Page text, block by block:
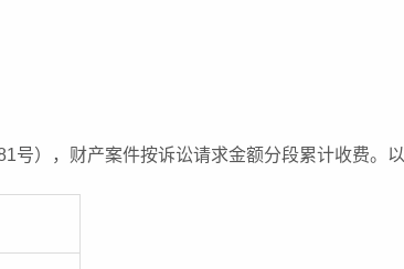
号），财产案件按诉讼请求金额分段累计收费。以